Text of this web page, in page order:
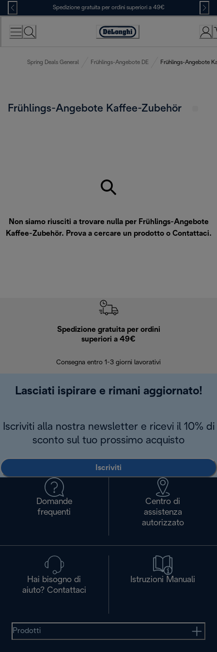
Skip
to
Content
Spedizione gratuita per ordini superiori a 49€
Accessibility
Spring Deals General Frühlings-Angebote DE Frühlings-Angebote
Frühlings-Angebote Kaffee-Zubehör
Non siamo riusciti a trovare nulla per Frühlings-Angebote
Kaffee-Zubehör. Prova a cercare un prodotto o Contattaci.
Spedizione gratuita per ordini
superiori a 49€
Consegna entro 1-3 giorni lavorativi
Lasciati ispirare e rimani aggiornato!
Iscriviti alla nostra newsletter e ricevi il 10% di
sconto sul tuo prossimo acquisto
Iscriviti
Domande
frequenti
Centro di
assistenza
autorizzato
Hai bisogno di
aiuto? Contattaci
Istruzioni Manuali
Prodotti